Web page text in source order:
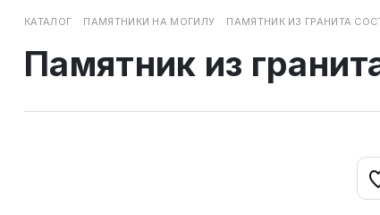
КАТАЛОГ ПАМЯТНИКИ НА МОГИЛУ ПАМЯТНИК ИЗ ГРАНИТА
Памятник из